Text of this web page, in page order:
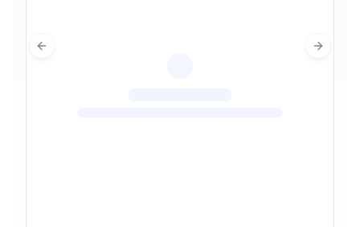
Previous slide Next